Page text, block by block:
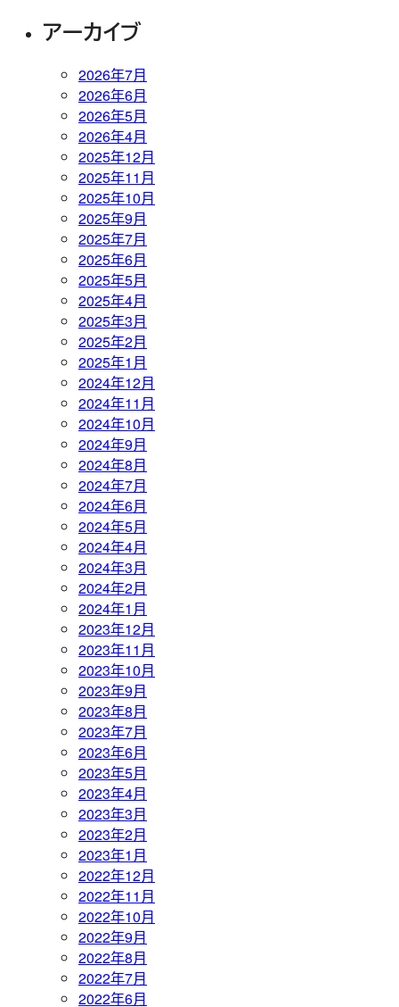
アーカイブ
2026年7月
2026年6月
2026年5月
2026年4月
2025年12月
2025年11月
2025年10月
2025年9月
2025年7月
2025年6月
2025年5月
2025年4月
2025年3月
2025年2月
2025年1月
2024年12月
2024年11月
2024年10月
2024年9月
2024年8月
2024年7月
2024年6月
2024年5月
2024年4月
2024年3月
2024年2月
2024年1月
2023年12月
2023年11月
2023年10月
2023年9月
2023年8月
2023年7月
2023年6月
2023年5月
2023年4月
2023年3月
2023年2月
2023年1月
2022年12月
2022年11月
2022年10月
2022年9月
2022年8月
2022年7月
2022年6月